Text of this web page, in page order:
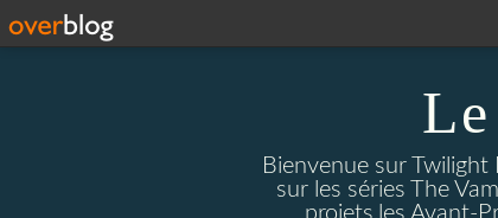
Bienvenue sur
sur les séries The
projets,les Avant-